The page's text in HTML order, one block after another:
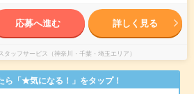
応募へ進む 詳しく見る
タッフサービス（神奈川・千葉・埼玉エリア）
ら「★気になる！」をタップ！